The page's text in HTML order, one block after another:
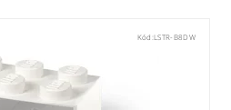
Kód:LSTR-B8DW